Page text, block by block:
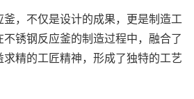
，不仅是设计的成果，更是制造工
锈钢反应釜的制造过程中，融合了
精的工匠精神，形成了独特的工艺